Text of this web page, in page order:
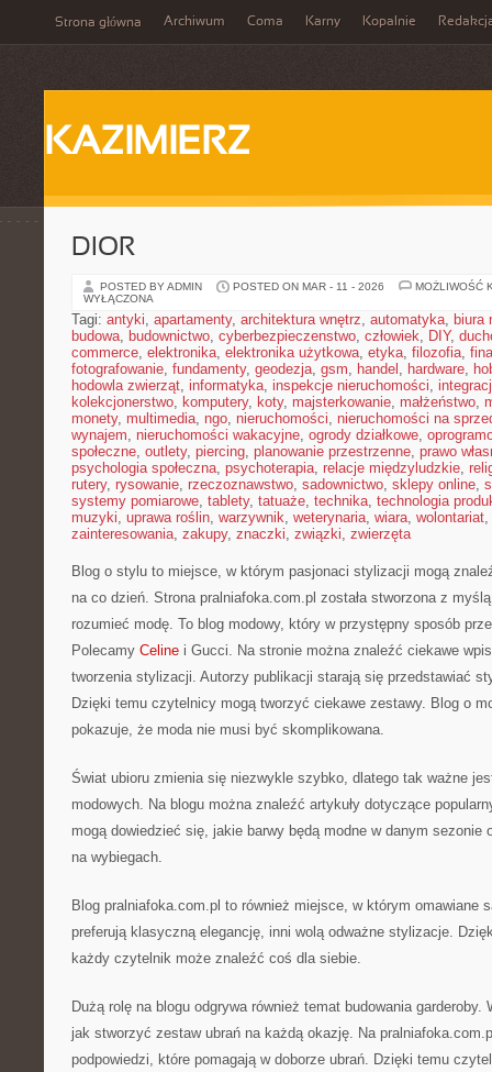
Strona główna Archiwum Coma Karny Kopalnie
KAZIMIERZ
DIOR
POSTED BY ADMIN POSTED ON MAR - 11 - 2026
MOŻLIWOŚĆ
WYŁĄCZONA
Tagi: antyki, apartamenty, architektura wnętrz, automatyka, biura
budowa, budownictwo, cyberbezpieczenstwo, człowiek, DIY,
commerce, elektronika, elektronika użytkowa, etyka, filozofia,
fotografowanie, fundamenty, geodezja, gsm, handel , hardware,
hodowla zwierząt, informatyka, inspekcje nieruchomości,
kolekcjonerstwo, komputery, koty, majsterkowanie, małżeństwo,
monety, multimedia, ngo, nieruchomości, nieruchomości na
wynajem, nieruchomości wakacyjne, ogrody działkowe,
społeczne, outlety, piercing, planowanie przestrzenne, prawo
psychologia społeczna, psychoterapia, relacje międzyludzkie,
rutery, rysowanie, rzeczoznawstwo, sadownictwo, sklepy online,
systemy pomiarowe, tablety, tatuaże, technika, technologia
muzyki, uprawa roślin, warzywnik, weterynaria, wiara, wolontariat,
zainteresowania, zakupy, znaczki, związki, zwierzęta
Blog o stylu to miejsce, w którym pasjonaci stylizacji mogą
na co dzień. Strona pralniafoka.com.pl została stworzona z
rozumieć modę. To blog modowy, który w przystępny sposób
Polecamy Celine i Gucci. Na stronie można znaleźć ciekawe
tworzenia stylizacji. Autorzy publikacji starają się przedstawiać
Dzięki temu czytelnicy mogą tworzyć ciekawe zestawy. Blog o
pokazuje, że moda nie musi być skomplikowana.
Świat ubioru zmienia się niezwykle szybko, dlatego tak ważne
modowych. Na blogu można znaleźć artykuły dotyczące
mogą dowiedzieć się, jakie barwy będą modne w danym sezonie
na wybiegach.
Blog pralniafoka.com.pl to również miejsce, w którym omawiane
preferują klasyczną elegancję, inni wolą odważne stylizacje.
każdy czytelnik może znaleźć coś dla siebie.
Dużą rolę na blogu odgrywa również temat budowania
jak stworzyć zestaw ubrań na każdą okazję. Na
podpowiedzi, które pomagają w doborze ubrań. Dzięki temu